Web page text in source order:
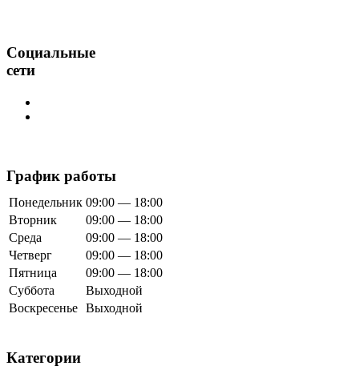
Социальные
сети
График работы
Понедельник 09:00 — 18:00
Вторник
09:00 — 18:00
Среда
09:00 — 18:00
Четверг
09:00 — 18:00
Пятница
09:00 — 18:00
Суббота
Выходной
Воскресенье Выходной
Категории